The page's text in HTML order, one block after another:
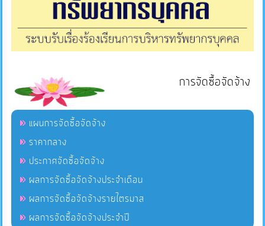
การจัดซื้อจัดจ้าง
แผนการจัดซื้อจัดจ้าง
ราคากลาง
ประกาศจัดซื้อจัดจ้าง
ผลการจัดซื้อจัดจ้างประจำเดือน
ผลการจัดซื้อจัดจ้างรายไตรมาส
ผลการจัดซื้อจัดจ้างประจำปี